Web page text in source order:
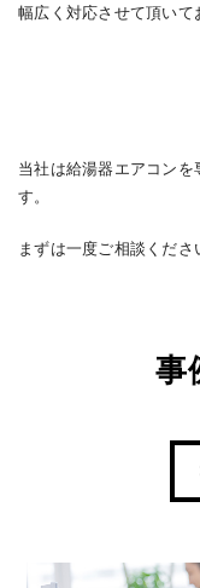
幅広く対応させて頂いて
当社は給湯器エアコン
す。
まずは一度ご相談くださ
事